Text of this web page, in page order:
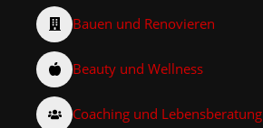
Bauen und Renovieren
Beauty und Wellness
Coaching und Lebensberatung